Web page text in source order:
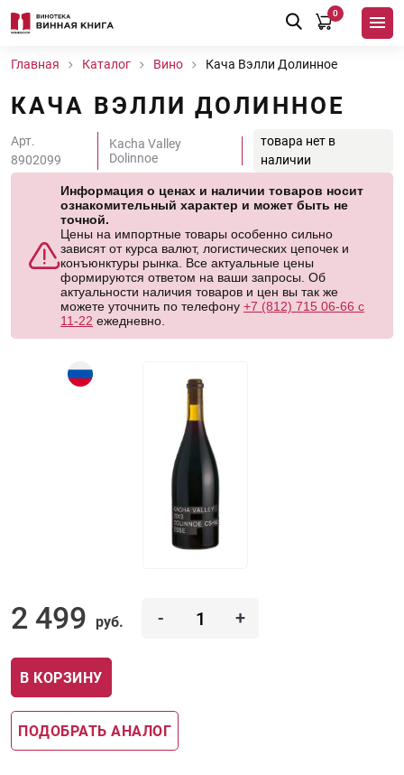
0
Главная Каталог Вино Кача Вэлли Долинное
КАЧА ВЭЛЛИ ДОЛИННОЕ
Арт.
8902099
Kacha Valley
Dolinnoe
товара нет в
наличии
Информация о ценах и наличии товаров носит
ознакомительный характер и может быть не
точной.
Цены на импортные товары особенно сильно
зависят от курса валют, логистических цепочек и
конъюнктуры рынка. Все актуальные цены
формируются ответом на ваши запросы. Об
актуальности наличия товаров и цен вы так же
можете уточнить по телефону +7 (812) 715 06-66 с
11-22 ежедневно.
2 499 руб. - +
В КОРЗИНУ
ПОДОБРАТЬ АНАЛОГ